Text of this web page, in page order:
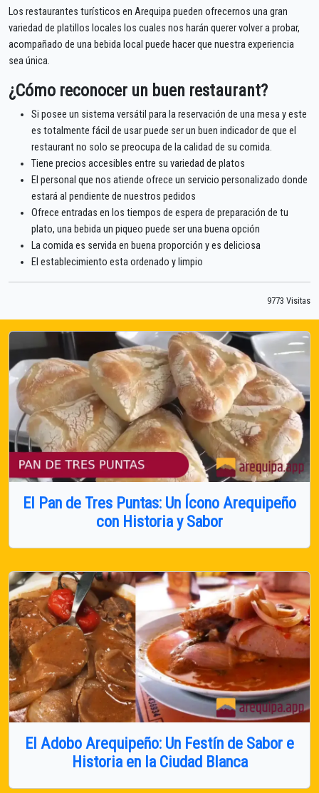
Los restaurantes turísticos en Arequipa pueden ofrecernos una gran
variedad de platillos locales los cuales nos harán querer volver a probar,
acompañado de una bebida local puede hacer que nuestra experiencia
sea única.
¿Cómo reconocer un buen restaurant?
Si posee un sistema versátil para la reservación de una mesa y este
es totalmente fácil de usar puede ser un buen indicador de que el
restaurant no solo se preocupa de la calidad de su comida.
Tiene precios accesibles entre su variedad de platos
El personal que nos atiende ofrece un servicio personalizado donde
estará al pendiente de nuestros pedidos
Ofrece entradas en los tiempos de espera de preparación de tu
plato, una bebida un piqueo puede ser una buena opción
La comida es servida en buena proporción y es deliciosa
El establecimiento esta ordenado y limpio
9773 Visitas
El Pan de Tres Puntas: Un Ícono Arequipeño
con Historia y Sabor
El Adobo Arequipeño: Un Festín de Sabor e
Historia en la Ciudad Blanca